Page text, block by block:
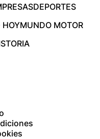
DEPORTES
HOYMUNDO MOTOR